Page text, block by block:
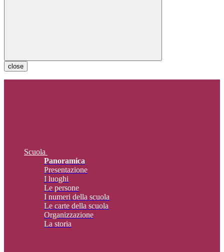
close
Scuola
Panoramica
Presentazione
I luoghi
Le persone
I numeri della scuola
Le carte della scuola
Organizzazione
La storia